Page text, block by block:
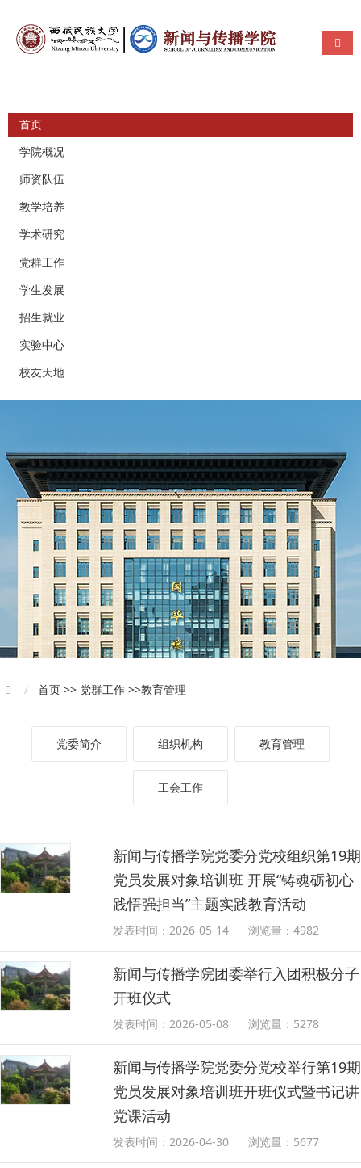
导航
首页
学院概况
师资队伍
教学培养
学术研究
党群工作
学生发展
招生就业
实验中心
校友天地
首页 >> 党群工作 >>教育管理
党委简介 组织机构 教育管理
工会工作
新闻与传播学院党委分党校组织第19期
党员发展对象培训班 开展“铸魂砺初心
践悟强担当”主题实践教育活动
发表时间：2026-05-14 浏览量： 4982
新闻与传播学院团委举行入团积极分子
开班仪式
发表时间：2026-05-08 浏览量： 5278
新闻与传播学院党委分党校举行第19期
党员发展对象培训班开班仪式暨书记讲
党课活动
发表时间：2026-04-30 浏览量： 5677